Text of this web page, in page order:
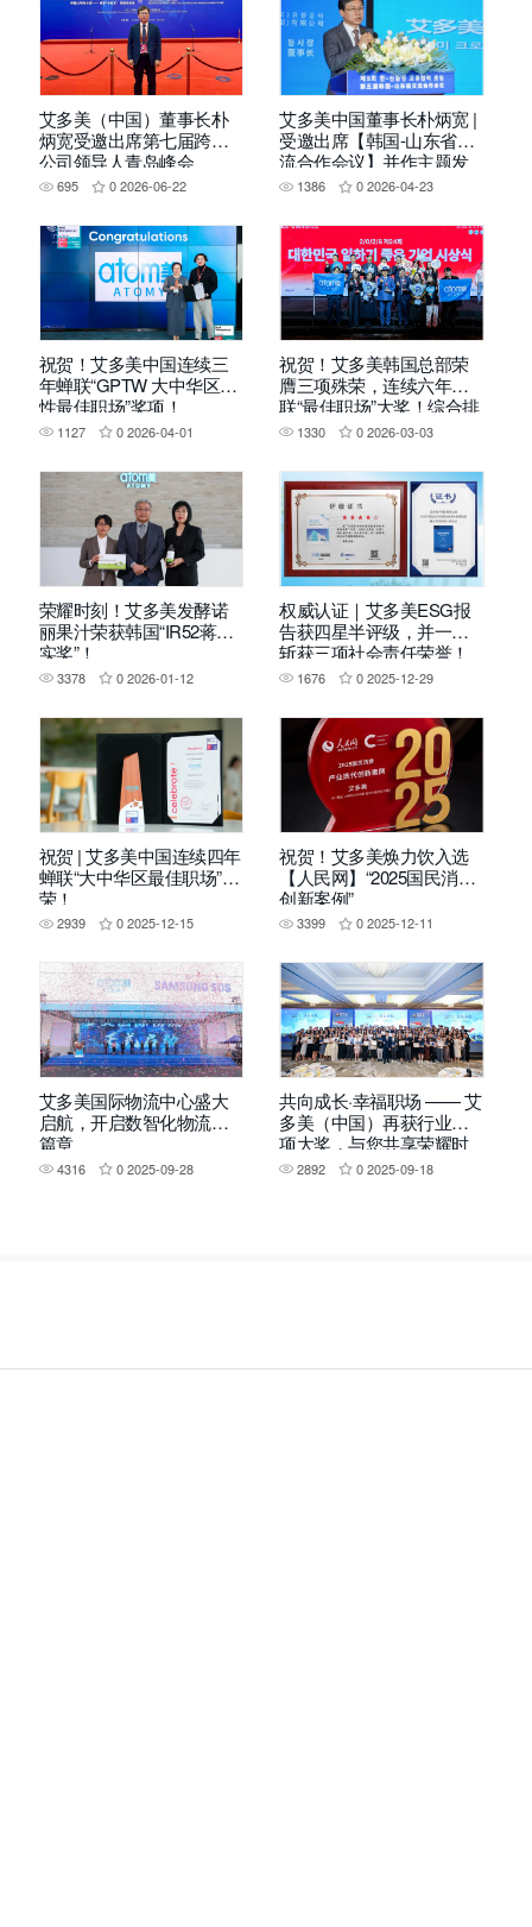
艾多美（中国）董事长朴
炳宽受邀出席第七届跨国
公司领导人青岛峰会
695 0 2026-06-22
艾多美中国董事长朴炳宽 |
受邀出席【韩国-山东省交
流合作会议】并作主题发
言 1386 0 2026-04-23
祝贺！艾多美中国连续三
年蝉联“GPTW 大中华区女
性最佳职场”奖项！
1127 0 2026-04-01
祝贺！艾多美韩国总部荣
膺三项殊荣，连续六年蝉
联“最佳职场”大奖！综合排
名Top2！
1330 0 2026-03-03
荣耀时刻！艾多美发酵诺
丽果汁荣获韩国“IR52蒋英
实奖”！
3378 0 2026-01-12
权威认证｜艾多美ESG报
告获四星半评级，并一举
斩获三项社会责任荣誉！
1676 0 2025-12-29
祝贺 | 艾多美中国连续四年
蝉联“大中华区最佳职场”殊
荣！
2939 0 2025-12-15
祝贺！艾多美焕力饮入选
【人民网】“2025国民消费
创新案例”
3399 0 2025-12-11
艾多美国际物流中心盛大
启航，开启数智化物流新
篇章
4316 0 2025-09-28
共向成长·幸福职场 —— 艾
多美（中国）再获行业四
项大奖，与您共享荣耀时
刻！
2892 0 2025-09-18